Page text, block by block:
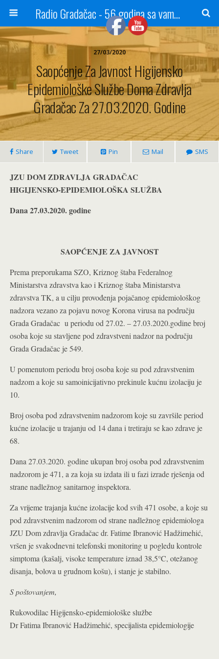
Radio Gradačac - 56 godina sa vama...
27/03/2020
Saopćenje Za Javnost Higijensko
Epidemiološke Službe Doma Zdravlja
Gradačac Za 27.03.2020. Godine
Share Tweet Pin Mail SMS
JZU DOM ZDRAVLJA GRADAČAC
HIGIJENSKO-EPIDEMIOLOŠKA SLUŽBA
Dana 27.03.2020. godine
SAOPĆENJE ZA JAVNOST
Prema preporukama SZO, Kriznog štaba Federalnog
Ministarstva zdravstva kao i Kriznog štaba Ministarstva
zdravstva TK, a u cilju provođenja pojačanog epidemiološkog
nadzora vezano za pojavu novog Korona virusa na području
Grada Gradačac u periodu od 27.02. – 27.03.2020.godine broj
osoba koje su stavljene pod zdravstveni nadzor na području
Grada Gradačac je 549.
U pomenutom periodu broj osoba koje su pod zdravstvenim
nadzom a koje su samoinicijativno prekinule kućnu izolaciju je
10.
Broj osoba pod zdravstvenim nadzorom koje su završile period
kućne izolacije u trajanju od 14 dana i tretiraju se kao zdrave je
68.
Dana 27.03.2020. godine ukupan broj osoba pod zdravstvenim
nadzorom je 471, a za koja su izdata ili u fazi izrade rješenja od
strane nadležnog sanitarnog inspektora.
Za vrijeme trajanja kućne izolacije kod svih 471 osobe, a koje su
pod zdravstvenim nadzorom od strane nadležnog epidemiologa
JZU Dom zdravlja Gradačac dr. Fatime Ibranović Hadžimehić,
vršen je svakodnevni telefonski monitoring u pogledu kontrole
simptoma (kašalj, visoke temperature iznad 38,5°C, otežanog
disanja, bolova u grudnom košu), i stanje je stabilno.
S poštovanjem,
Rukovodilac Higijensko-epidemiološke službe
Dr Fatima Ibranović Hadžimehić, specijalista epidemiologije